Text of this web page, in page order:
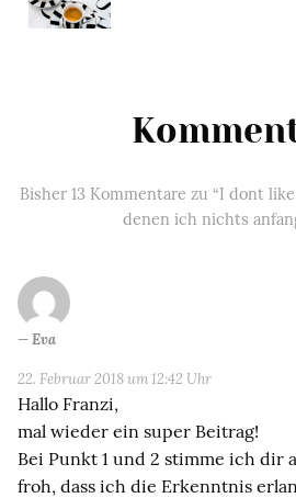
Bisher 13 Kommentare zu “I dont
denen ich nichts
Eva
22. Februar 2018 um 12:42 Uhr
Hallo Franzi,
mal wieder ein super Beitrag!
Bei Punkt 1 und 2 stimme ich dir
froh, dass ich die Erkenntnis